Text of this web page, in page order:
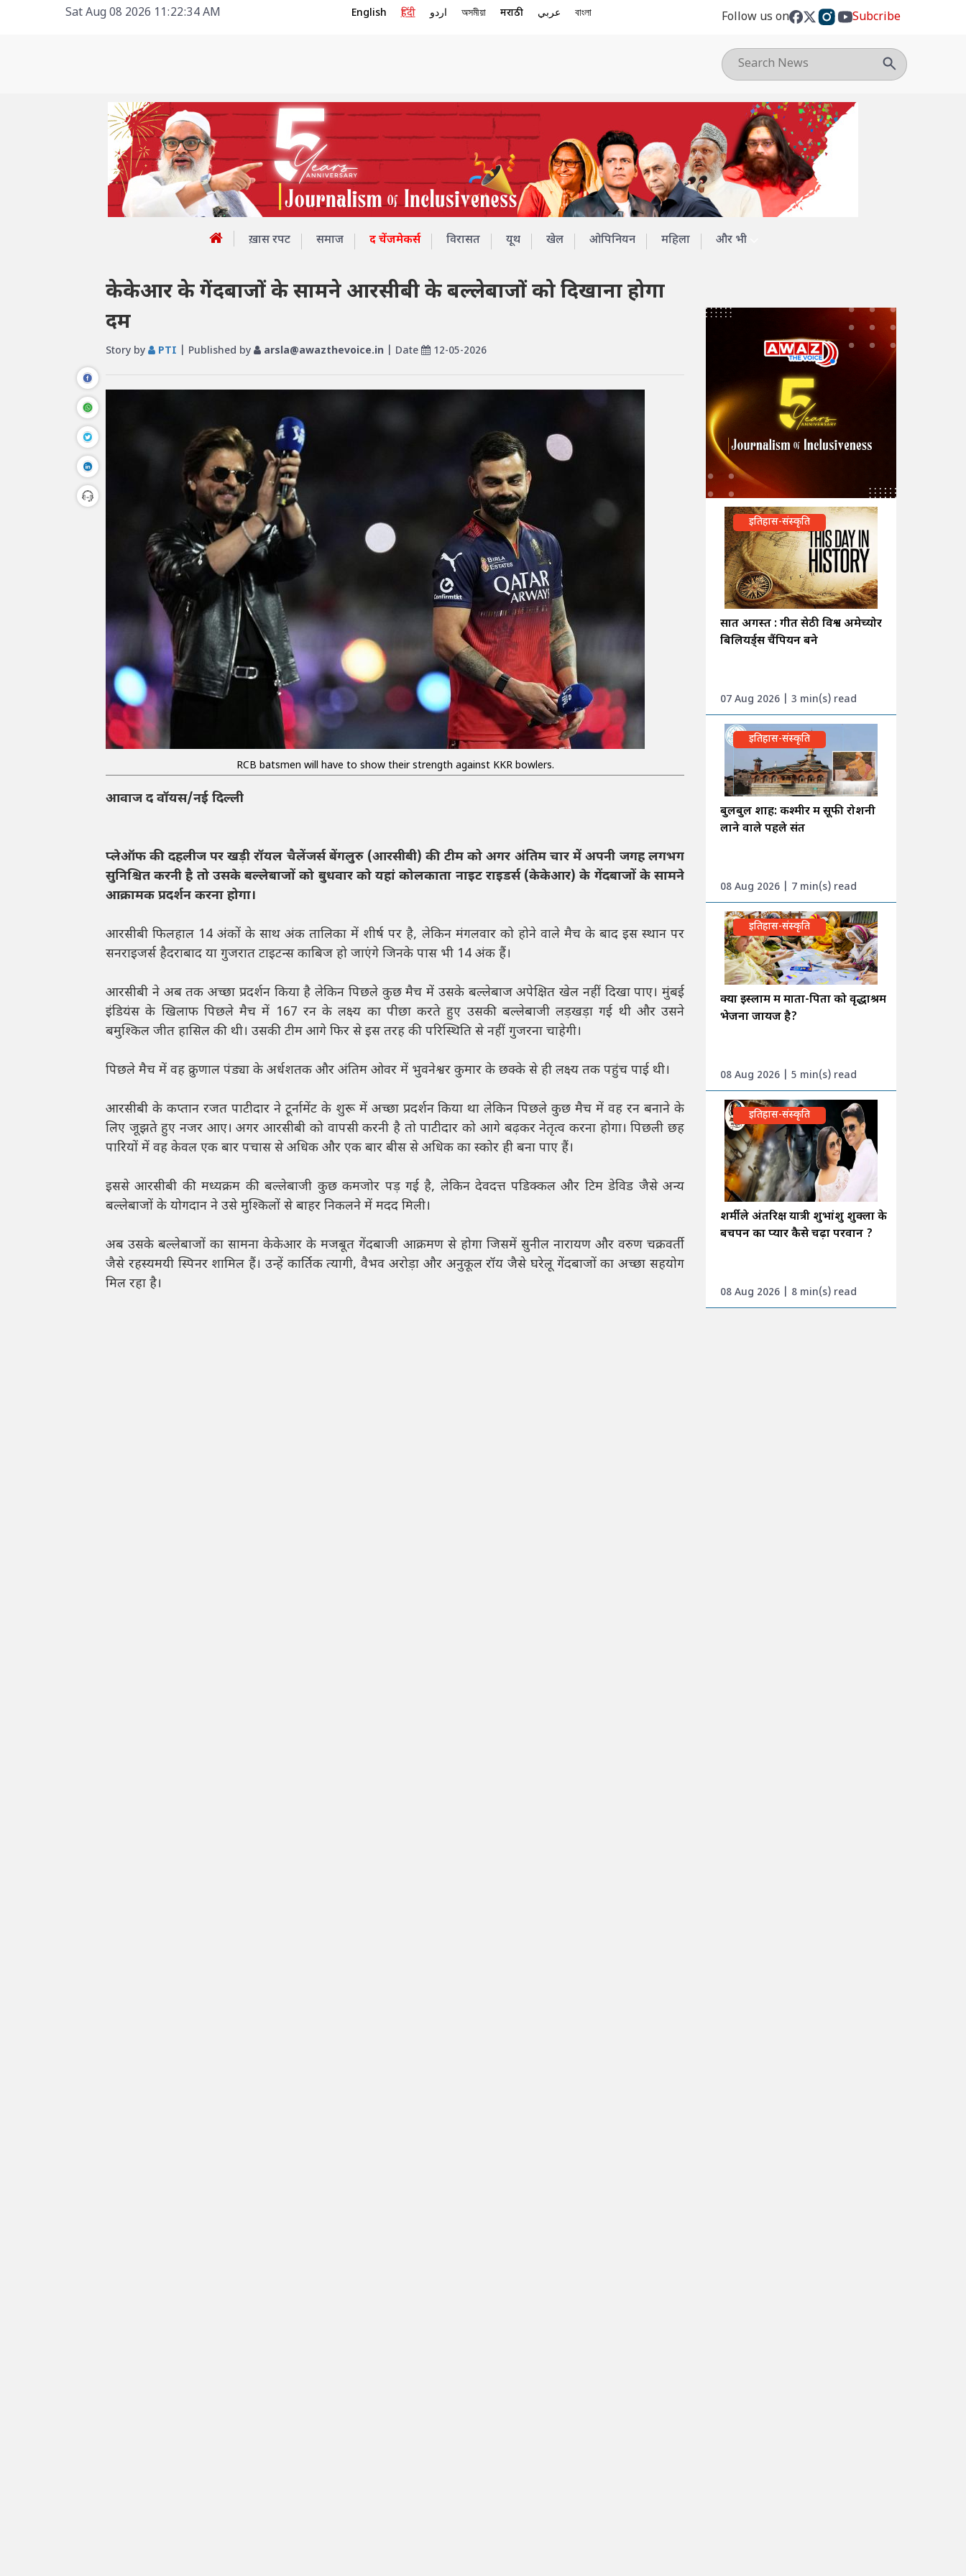
Sat Aug 08 2026 11:22:34 AM English हिंदी اردو অসমীয়া मराठी عربي বাংলা Follow us on Subcribe
ख़ास रपट समाज द चेंजमेकर्स विरासत यूथ खेल ओपिनियन महिला और भी
केकेआर के गेंदबाजों के सामने आरसीबी के बल्लेबाजों को दिखाना होगा
दम
Story by PTI | Published by arsla@awazthevoice.in | Date 12-05-2026
RCB batsmen will have to show their strength against KKR bowlers.
आवाज द वॉयस/नई दिल्ली
प्लेऑफ की दहलीज पर खड़ी रॉयल चैलेंजर्स बेंगलुरु (आरसीबी) की टीम को अगर अंतिम चार में अपनी जगह लगभग
सुनिश्चित करनी है तो उसके बल्लेबाजों को बुधवार को यहां कोलकाता नाइट राइडर्स (केकेआर) के गेंदबाजों के सामने
आक्रामक प्रदर्शन करना होगा।
आरसीबी फिलहाल 14 अंकों के साथ अंक तालिका में शीर्ष पर है, लेकिन मंगलवार को होने वाले मैच के बाद इस स्थान पर
सनराइजर्स हैदराबाद या गुजरात टाइटन्स काबिज हो जाएंगे जिनके पास भी 14 अंक हैं।
आरसीबी ने अब तक अच्छा प्रदर्शन किया है लेकिन पिछले कुछ मैच में उसके बल्लेबाज अपेक्षित खेल नहीं दिखा पाए। मुंबई
इंडियंस के खिलाफ पिछले मैच में 167 रन के लक्ष्य का पीछा करते हुए उसकी बल्लेबाजी लड़खड़ा गई थी और उसने
बमुश्किल जीत हासिल की थी। उसकी टीम आगे फिर से इस तरह की परिस्थिति से नहीं गुजरना चाहेगी।
पिछले मैच में वह क्रुणाल पंड्या के अर्धशतक और अंतिम ओवर में भुवनेश्वर कुमार के छक्के से ही लक्ष्य तक पहुंच पाई थी।
आरसीबी के कप्तान रजत पाटीदार ने टूर्नामेंट के शुरू में अच्छा प्रदर्शन किया था लेकिन पिछले कुछ मैच में वह रन बनाने के
लिए जूझते हुए नजर आए। अगर आरसीबी को वापसी करनी है तो पाटीदार को आगे बढ़कर नेतृत्व करना होगा। पिछली छह
पारियों में वह केवल एक बार पचास से अधिक और एक बार बीस से अधिक का स्कोर ही बना पाए हैं।
इससे आरसीबी की मध्यक्रम की बल्लेबाजी कुछ कमजोर पड़ गई है, लेकिन देवदत्त पडिक्कल और टिम डेविड जैसे अन्य
बल्लेबाजों के योगदान ने उसे मुश्किलों से बाहर निकलने में मदद मिली।
अब उसके बल्लेबाजों का सामना केकेआर के मजबूत गेंदबाजी आक्रमण से होगा जिसमें सुनील नारायण और वरुण चक्रवर्ती
जैसे रहस्यमयी स्पिनर शामिल हैं। उन्हें कार्तिक त्यागी, वैभव अरोड़ा और अनुकूल रॉय जैसे घरेलू गेंदबाजों का अच्छा सहयोग
मिल रहा है।
इतिहास-संस्कृति
सात अगस्त : गीत सेठी विश्व अमेच्योर
बिलियर्ड्स चैंपियन बने
07 Aug 2026 | 3 min(s) read
इतिहास-संस्कृति
बुलबुल शाह: कश्मीर में सूफी रोशनी
लाने वाले पहले संत
08 Aug 2026 | 7 min(s) read
इतिहास-संस्कृति
क्या इस्लाम में माता-पिता को वृद्धाश्रम
भेजना जायज है?
08 Aug 2026 | 5 min(s) read
इतिहास-संस्कृति
शर्मीले अंतरिक्ष यात्री शुभांशु शुक्ला के
बचपन का प्यार कैसे चढ़ा परवान ?
08 Aug 2026 | 8 min(s) read